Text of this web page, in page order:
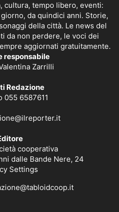
cultura, tempo libero, eventi:
da quindici anni. Storie,
della città. Le news del
da non perdere, le voci dei
aggiornati gratuitamente.
responsabile
Zarrilli
Redazione
055 6587611
cooperativa
dalle Bande Nere, 24
Settings